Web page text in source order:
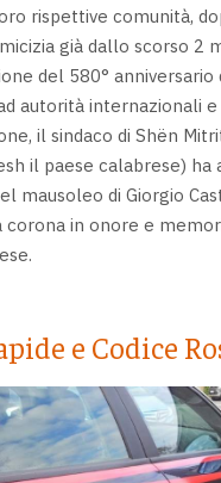
rispettive comunità,
già dallo scorso 2
del 580° anniversario
autorità internazionali
il sindaco di Shën
il paese calabrese) ha
mausoleo di Giorgio
corona in onore e
e Codice